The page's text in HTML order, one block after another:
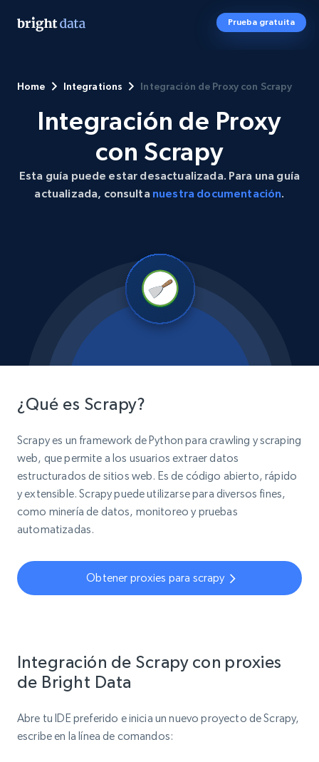
Prueba gratuita
Home Integrations Integración de Proxy con Scrapy
Integración de Proxy
con Scrapy
Esta guía puede estar desactualizada. Para una guía
actualizada, consulta nuestra documentación.
¿Qué es Scrapy?
Scrapy es un framework de Python para crawling y scraping
web, que permite a los usuarios extraer datos
estructurados de sitios web. Es de código abierto, rápido
y extensible. Scrapy puede utilizarse para diversos fines,
como minería de datos, monitoreo y pruebas
automatizadas.
Obtener proxies para scrapy
Integración de Scrapy con proxies
de Bright Data
Abre tu IDE preferido e inicia un nuevo proyecto de Scrapy,
escribe en la línea de comandos: